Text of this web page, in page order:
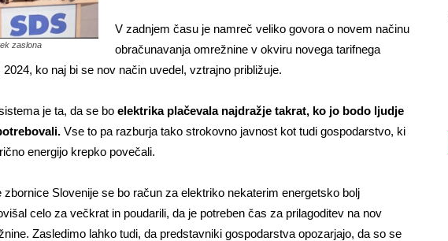
zaslona
V zadnjem času je namreč veliko govora o novem načinu
obračunavanja omrežnine v okviru novega tarifnega
ko naj bi se nov način uvedel, vztrajno približuje.
je ta, da se bo elektrika plačevala najdražje takrat, ko jo bodo ljudje
Vse to pa razburja tako strokovno javnost kot tudi gospodarstvo, ki
energijo krepko povečali.
Slovenije se bo račun za elektriko nekaterim energetsko bolj
celo za večkrat in poudarili, da je potreben čas za prilagoditev na nov
Zasledimo lahko tudi, da predstavniki gospodarstva opozarjajo, da so se